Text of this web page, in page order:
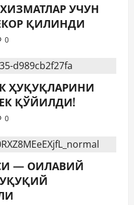
УЧУН
ҚИЛИНДИ
0
ҲУҚУҚЛАРИНИ
ҚЎЙИЛДИ!
0
— ОИЛАВИЙ
БАҒИШЛАНГАН